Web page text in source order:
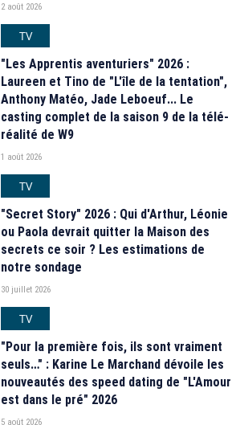
2 août 2026
TV
"Les Apprentis aventuriers" 2026 :
Laureen et Tino de "L'île de la tentation",
Anthony Matéo, Jade Leboeuf... Le
casting complet de la saison 9 de la télé-
réalité de W9
1 août 2026
TV
"Secret Story" 2026 : Qui d'Arthur, Léonie
ou Paola devrait quitter la Maison des
secrets ce soir ? Les estimations de
notre sondage
30 juillet 2026
TV
"Pour la première fois, ils sont vraiment
seuls…" : Karine Le Marchand dévoile les
nouveautés des speed dating de "L'Amour
est dans le pré" 2026
5 août 2026